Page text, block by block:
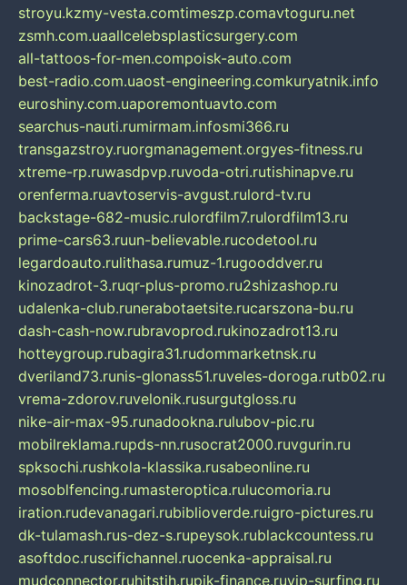
stroyu.kzmy-vesta.comtimeszp.comavtoguru.net
zsmh.com.uaallcelebsplasticsurgery.com
all-tattoos-for-men.compoisk-auto.com
best-radio.com.uaost-engineering.comkuryatnik.info
euroshiny.com.uaporemontuavto.com
searchus-nauti.rumirmam.infosmi366.ru
transgazstroy.ruorgmanagement.orgyes-fitness.ru
xtreme-rp.ruwasdpvp.ruvoda-otri.rutishinapve.ru
orenferma.ruavtoservis-avgust.rulord-tv.ru
backstage-682-music.rulordfilm7.rulordfilm13.ru
prime-cars63.ruun-believable.rucodetool.ru
legardoauto.rulithasa.rumuz-1.rugooddver.ru
kinozadrot-3.ruqr-plus-promo.ru2shizashop.ru
udalenka-club.runerabotaetsite.rucarszona-bu.ru
dash-cash-now.rubravoprod.rukinozadrot13.ru
hotteygroup.rubagira31.rudommarketnsk.ru
dveriland73.runis-glonass51.ruveles-doroga.rutb02.ru
vrema-zdorov.ruvelonik.rusurgutgloss.ru
nike-air-max-95.runadookna.rulubov-pic.ru
mobilreklama.rupds-nn.rusocrat2000.ruvgurin.ru
spksochi.rushkola-klassika.rusabeonline.ru
mosoblfencing.rumasteroptica.rulucomoria.ru
iration.rudevanagari.rubiblioverde.ruigro-pictures.ru
dk-tulamash.rus-dez-s.rupeysok.rublackcountess.ru
asoftdoc.ruscifichannel.ruocenka-appraisal.ru
mudconnector.ruhitstih.rupik-finance.ruvip-surfing.ru